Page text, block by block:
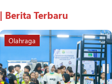
| Berita Terbaru
Olahraga